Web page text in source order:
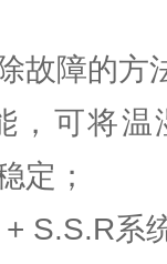
故障的方
，可将温
定；
S.S.R系